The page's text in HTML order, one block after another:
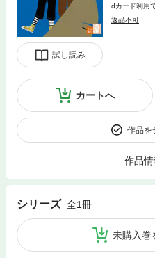
試し読み
dカード利用
返品不可
カートへ
作品を
作品
シリーズ 全1冊
未購入巻